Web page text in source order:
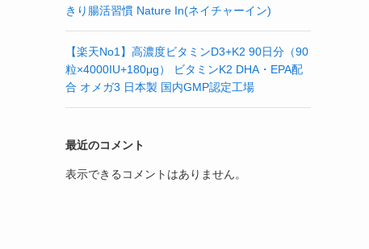
きり腸活習慣 Nature In(ネイチャーイン)
【楽天No1】高濃度ビタミンD3+K2 90日分（90
粒×4000IU+180μg） ビタミンK2 DHA・EPA配
合 オメガ3 日本製 国内GMP認定工場
最近のコメント
表示できるコメントはありません。